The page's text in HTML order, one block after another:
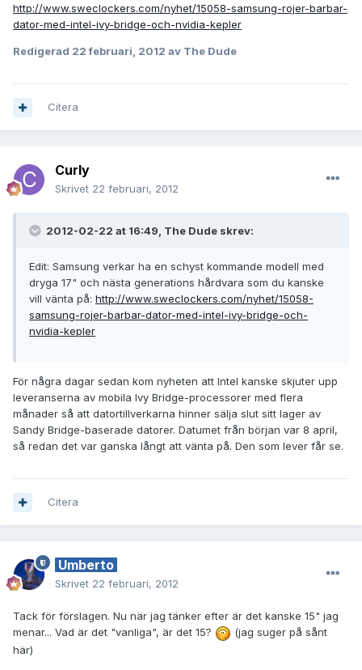
http://www.sweclockers.com/nyhet/15058-samsung-rojer-barbar-
dator-med-intel-ivy-bridge-och-nvidia-kepler
Redigerad 22 februari, 2012 av The Dude
Citera
Curly
Skrivet 22 februari, 2012
2012-02-22 at 16:49, The Dude skrev:
Edit: Samsung verkar ha en schyst kommande modell med
dryga 17" och nästa generations hårdvara som du kanske
vill vänta på: http://www.sweclockers.com/nyhet/15058-
samsung-rojer-barbar-dator-med-intel-ivy-bridge-och-
nvidia-kepler
För några dagar sedan kom nyheten att Intel kanske skjuter upp
leveranserna av mobila Ivy Bridge-processorer med flera
månader så att datortillverkarna hinner sälja slut sitt lager av
Sandy Bridge-baserade datorer. Datumet från början var 8 april,
så redan det var ganska långt att vänta på. Den som lever får se.
Citera
Umberto
Skrivet 22 februari, 2012
Tack för förslagen. Nu när jag tänker efter är det kanske 15" jag
menar... Vad är det "vanliga", är det 15?
(jag suger på sånt
här)